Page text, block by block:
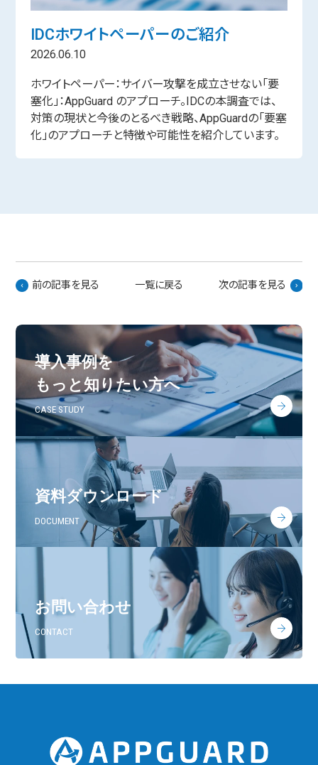
IDCホワイトペーパーのご紹介
2026.06.10
ホワイトペーパー：サイバー攻撃を成立させない「要
塞化」：AppGuard のアプローチ。IDCの本調査では、
対策の現状と今後のとるべき戦略、AppGuardの「要塞
化」のアプローチと特徴や可能性を紹介しています。
前の記事を見る 一覧に戻る 次の記事を見る
導入事例を
もっと知りたい方へ
CASE STUDY
資料ダウンロード
DOCUMENT
お問い合わせ
CONTACT